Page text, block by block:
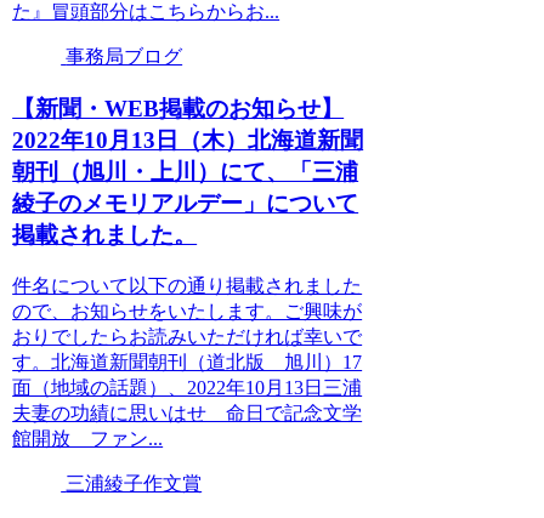
た』冒頭部分はこちらからお...
事務局ブログ
【新聞・WEB掲載のお知らせ】
2022年10月13日（木）北海道新聞
朝刊（旭川・上川）にて、「三浦
綾子のメモリアルデー」について
掲載されました。
件名について以下の通り掲載されました
ので、お知らせをいたします。ご興味が
おりでしたらお読みいただければ幸いで
す。北海道新聞朝刊（道北版 旭川）17
面（地域の話題）、2022年10月13日三浦
夫妻の功績に思いはせ 命日で記念文学
館開放 ファン...
三浦綾子作文賞